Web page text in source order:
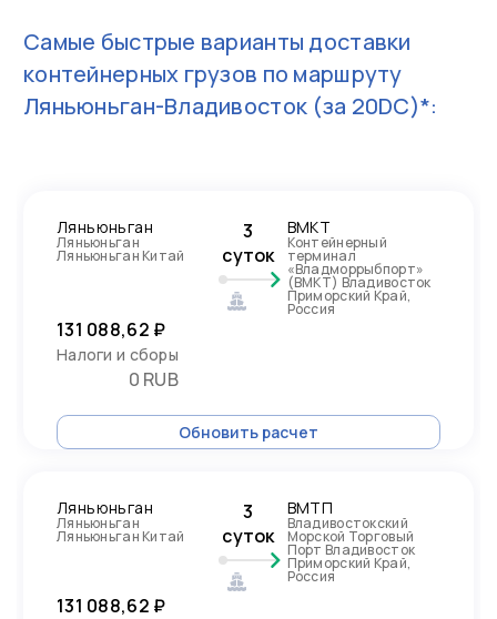
Самые быстрые варианты доставки
контейнерных грузов по маршруту
Ляньюньган-Владивосток (за 20DC)*:
Ляньюньган
Ляньюньган
Ляньюньган Китай
3
суток
ВМКТ
Контейнерный
терминал
«Владморрыбпорт»
(ВМКТ) Владивосток
Приморский Край,
Россия
131 088,62 ₽
Налоги и сборы
0 RUB
Обновить расчет
Ляньюньган
Ляньюньган
Ляньюньган Китай
3
суток
ВМТП
Владивостокский
Морской Торговый
Порт Владивосток
Приморский Край,
Россия
131 088,62 ₽